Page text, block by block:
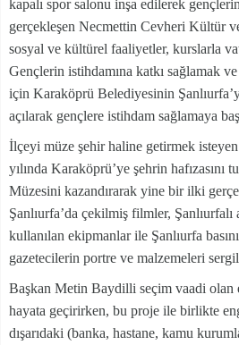
kapalı spor salonu inşa edilerek gençlerin
gerçekleşen Necmettin Cevheri Kültür
sosyal ve kültürel faaliyetler, kurslarla
Gençlerin istihdamına katkı sağlamak
için Karaköprü Belediyesinin
açılarak gençlere istihdam sağlamaya
İlçeyi müze şehir haline getirmek
yılında Karaköprü’ye şehrin hafızasını
Müzesini kazandırarak yine bir ilki
Şanlıurfa’da çekilmiş filmler,
kullanılan ekipmanlar ile Şanlıurfa
gazetecilerin portre ve malzemeleri
Başkan Metin Baydilli seçim vaadi olan
hayata geçirirken, bu proje ile birlikte
dışarıdaki (banka, hastane, kamu